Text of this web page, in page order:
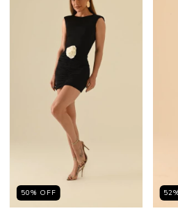
50% OFF 52